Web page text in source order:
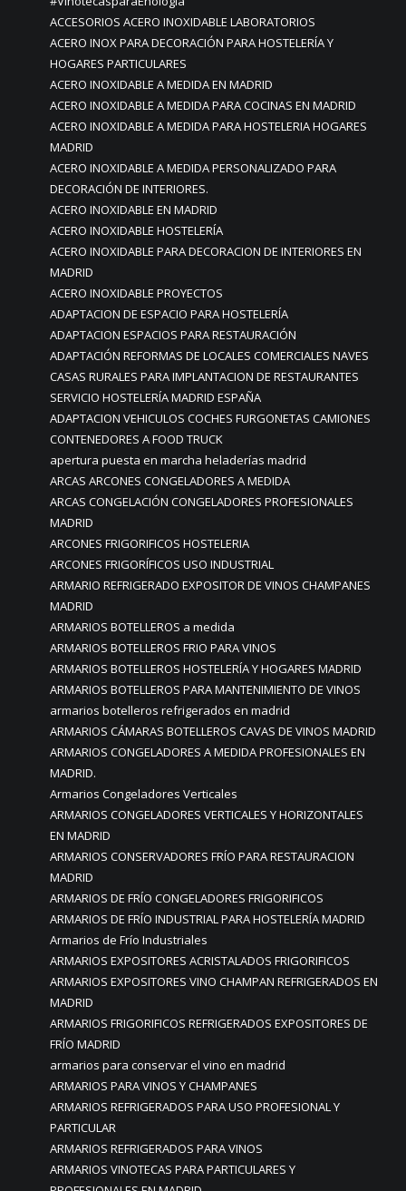
ACCESORIOS ACERO INOXIDABLE LABORATORIOS
ACERO INOX PARA DECORACIÓN PARA HOSTELERÍA Y
HOGARES PARTICULARES
ACERO INOXIDABLE A MEDIDA EN MADRID
ACERO INOXIDABLE A MEDIDA PARA COCINAS EN MADRID
ACERO INOXIDABLE A MEDIDA PARA HOSTELERIA HOGARES
MADRID
ACERO INOXIDABLE A MEDIDA PERSONALIZADO PARA
DECORACIÓN DE INTERIORES.
ACERO INOXIDABLE EN MADRID
ACERO INOXIDABLE HOSTELERÍA
ACERO INOXIDABLE PARA DECORACION DE INTERIORES EN
MADRID
ACERO INOXIDABLE PROYECTOS
ADAPTACION DE ESPACIO PARA HOSTELERÍA
ADAPTACION ESPACIOS PARA RESTAURACIÓN
ADAPTACIÓN REFORMAS DE LOCALES COMERCIALES NAVES
CASAS RURALES PARA IMPLANTACION DE RESTAURANTES
SERVICIO HOSTELERÍA MADRID ESPAÑA
ADAPTACION VEHICULOS COCHES FURGONETAS CAMIONES
CONTENEDORES A FOOD TRUCK
apertura puesta en marcha heladerías madrid
ARCAS ARCONES CONGELADORES A MEDIDA
ARCAS CONGELACIÓN CONGELADORES PROFESIONALES
MADRID
ARCONES FRIGORIFICOS HOSTELERIA
ARCONES FRIGORÍFICOS USO INDUSTRIAL
ARMARIO REFRIGERADO EXPOSITOR DE VINOS CHAMPANES
MADRID
ARMARIOS BOTELLEROS a medida
ARMARIOS BOTELLEROS FRIO PARA VINOS
ARMARIOS BOTELLEROS HOSTELERÍA Y HOGARES MADRID
ARMARIOS BOTELLEROS PARA MANTENIMIENTO DE VINOS
armarios botelleros refrigerados en madrid
ARMARIOS CÁMARAS BOTELLEROS CAVAS DE VINOS MADRID
ARMARIOS CONGELADORES A MEDIDA PROFESIONALES EN
MADRID.
Armarios Congeladores Verticales
ARMARIOS CONGELADORES VERTICALES Y HORIZONTALES
EN MADRID
ARMARIOS CONSERVADORES FRÍO PARA RESTAURACION
MADRID
ARMARIOS DE FRÍO CONGELADORES FRIGORIFICOS
ARMARIOS DE FRÍO INDUSTRIAL PARA HOSTELERÍA MADRID
Armarios de Frío Industriales
ARMARIOS EXPOSITORES ACRISTALADOS FRIGORIFICOS
ARMARIOS EXPOSITORES VINO CHAMPAN REFRIGERADOS EN
MADRID
ARMARIOS FRIGORIFICOS REFRIGERADOS EXPOSITORES DE
FRÍO MADRID
armarios para conservar el vino en madrid
ARMARIOS PARA VINOS Y CHAMPANES
ARMARIOS REFRIGERADOS PARA USO PROFESIONAL Y
PARTICULAR
ARMARIOS REFRIGERADOS PARA VINOS
ARMARIOS VINOTECAS PARA PARTICULARES Y